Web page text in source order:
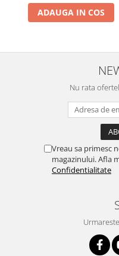
ADAUGA IN COS
Nu rata
Vreau sa primesc
magazinului. Afla
Confidentialitate